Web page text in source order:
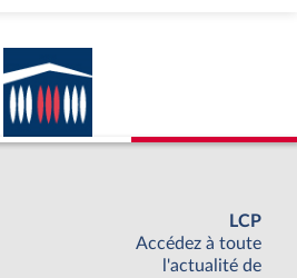
LCP
Accédez à toute
l'actualité de